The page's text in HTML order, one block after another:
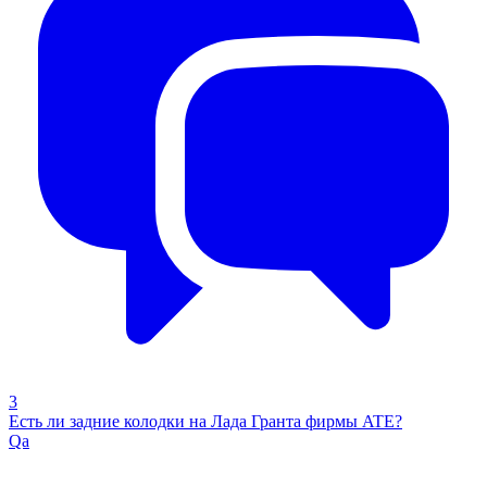
3
Есть ли задние колодки на Лада Гранта фирмы ATE?
Qa